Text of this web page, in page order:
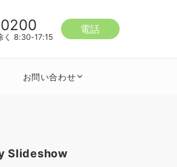
く 8:30-17:15
電話
お問い合わせ
Slideshow